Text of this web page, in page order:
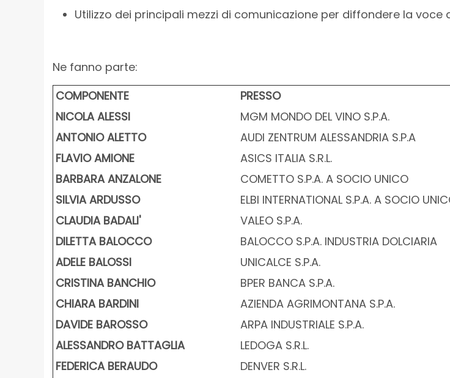
Utilizzo dei principali mezzi di comunicazione per diffondere la voce
Ne fanno parte:
COMPONENTE
PRESSO
NICOLA ALESSI
MGM MONDO DEL VINO S.P.A.
ANTONIO ALETTO
AUDI ZENTRUM ALESSANDRIA S.P.A
FLAVIO AMIONE
ASICS ITALIA S.R.L.
BARBARA ANZALONE
COMETTO S.P.A. A SOCIO UNICO
SILVIA ARDUSSO
ELBI INTERNATIONAL S.P.A. A SOCIO
CLAUDIA BADALI'
VALEO S.P.A.
DILETTA BALOCCO
BALOCCO S.P.A. INDUSTRIA DOLCIARIA
ADELE BALOSSI
UNICALCE S.P.A.
CRISTINA BANCHIO
BPER BANCA S.P.A.
CHIARA BARDINI
AZIENDA AGRIMONTANA S.P.A.
DAVIDE BAROSSO
ARPA INDUSTRIALE S.P.A.
ALESSANDRO BATTAGLIA
LEDOGA S.R.L.
FEDERICA BERAUDO
DENVER S.R.L.